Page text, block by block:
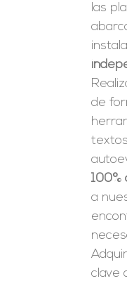
las
de
100%
a
clave